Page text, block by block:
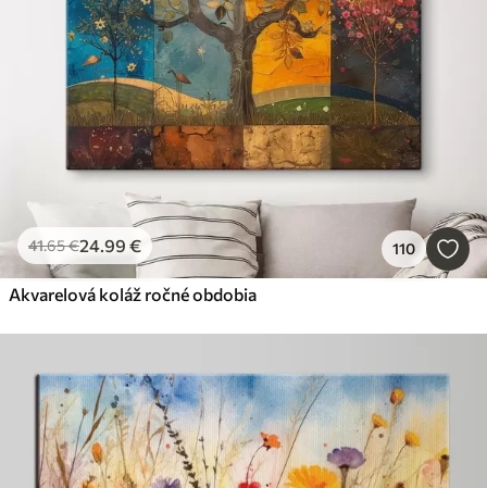
41.65€24.99 € 110
Akvarelová koláž ročné obdobia